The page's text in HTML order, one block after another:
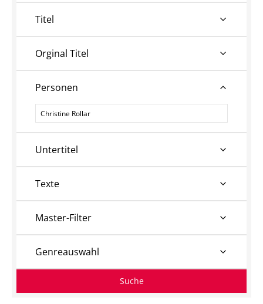
Titel
Orginal Titel
Personen
Personen
Untertitel
Texte
Master-Filter
Genreauswahl
Suche